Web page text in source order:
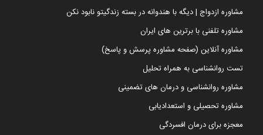
مشاوره ازدواج | دیگه با هندوانه در بسته زندگیتو نابود نکن
مشاوره تلفنی با برترین های ایران
مشاوره آنلاین (صفحه مشاوره پرسش و پاسخ)
تست روانشناسی به همراه تحلیل
مشاوره روانشناسی و درمان های تضمینی
مشاوره تحصیلی و استعدادیابی
معجزه برای درمان افسردگی